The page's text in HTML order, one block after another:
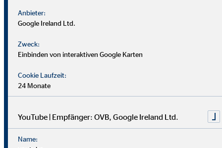
Anbieter:
Google Ireland Ltd.
Zweck:
Einbinden von interaktiven Google Karten
Cookie Laufzeit:
24 Monate
YouTube | Empfänger: OVB, Google Ireland Ltd.
Name: